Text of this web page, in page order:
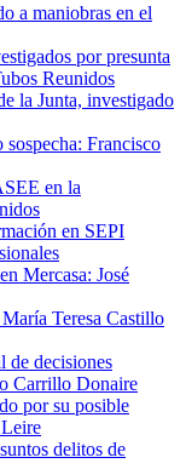
a maniobras en el
por presunta
Reunidos
la Junta, investigado
Francisco
en la
en SEPI
Mercasa: José
Teresa Castillo
de decisiones
Carrillo Donaire
por su posible
delitos de